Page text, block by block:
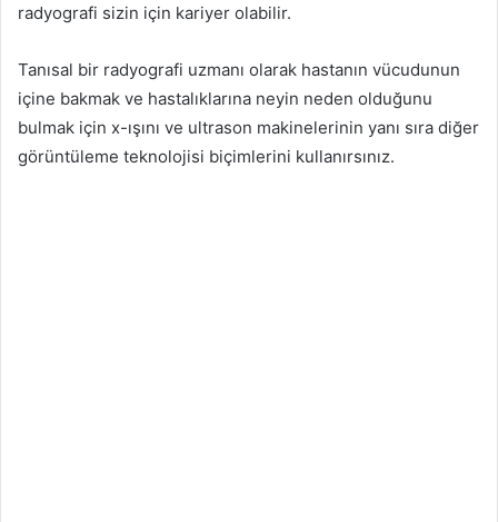
radyografi sizin için kariyer olabilir.
Tanısal bir radyografi uzmanı olarak hastanın vücudunun
içine bakmak ve hastalıklarına neyin neden olduğunu
bulmak için x-ışını ve ultrason makinelerinin yanı sıra diğer
görüntüleme teknolojisi biçimlerini kullanırsınız.